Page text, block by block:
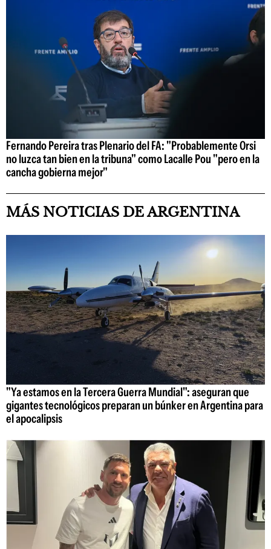
Fernando Pereira tras Plenario del FA: "Probablemente Orsi
no luzca tan bien en la tribuna" como Lacalle Pou "pero en la
cancha gobierna mejor"
MÁS NOTICIAS DE ARGENTINA
"Ya estamos en la Tercera Guerra Mundial": aseguran que
gigantes tecnológicos preparan un búnker en Argentina para
el apocalipsis